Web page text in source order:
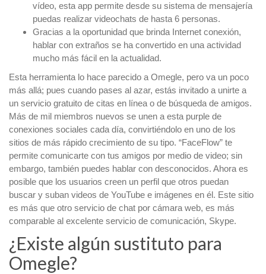
vídeo, esta app permite desde su sistema de mensajería
puedas realizar videochats de hasta 6 personas.
Gracias a la oportunidad que brinda Internet conexión,
hablar con extraños se ha convertido en una actividad
mucho más fácil en la actualidad.
Esta herramienta lo hace parecido a Omegle, pero va un poco
más allá; pues cuando pases al azar, estás invitado a unirte a
un servicio gratuito de citas en línea o de búsqueda de amigos.
Más de mil miembros nuevos se unen a esta purple de
conexiones sociales cada día, convirtiéndolo en uno de los
sitios de más rápido crecimiento de su tipo. “FaceFlow” te
permite comunicarte con tus amigos por medio de video; sin
embargo, también puedes hablar con desconocidos. Ahora es
posible que los usuarios creen un perfil que otros puedan
buscar y suban videos de YouTube e imágenes en él. Este sitio
es más que otro servicio de chat por cámara web, es más
comparable al excelente servicio de comunicación, Skype.
¿Existe algún sustituto para
Omegle?